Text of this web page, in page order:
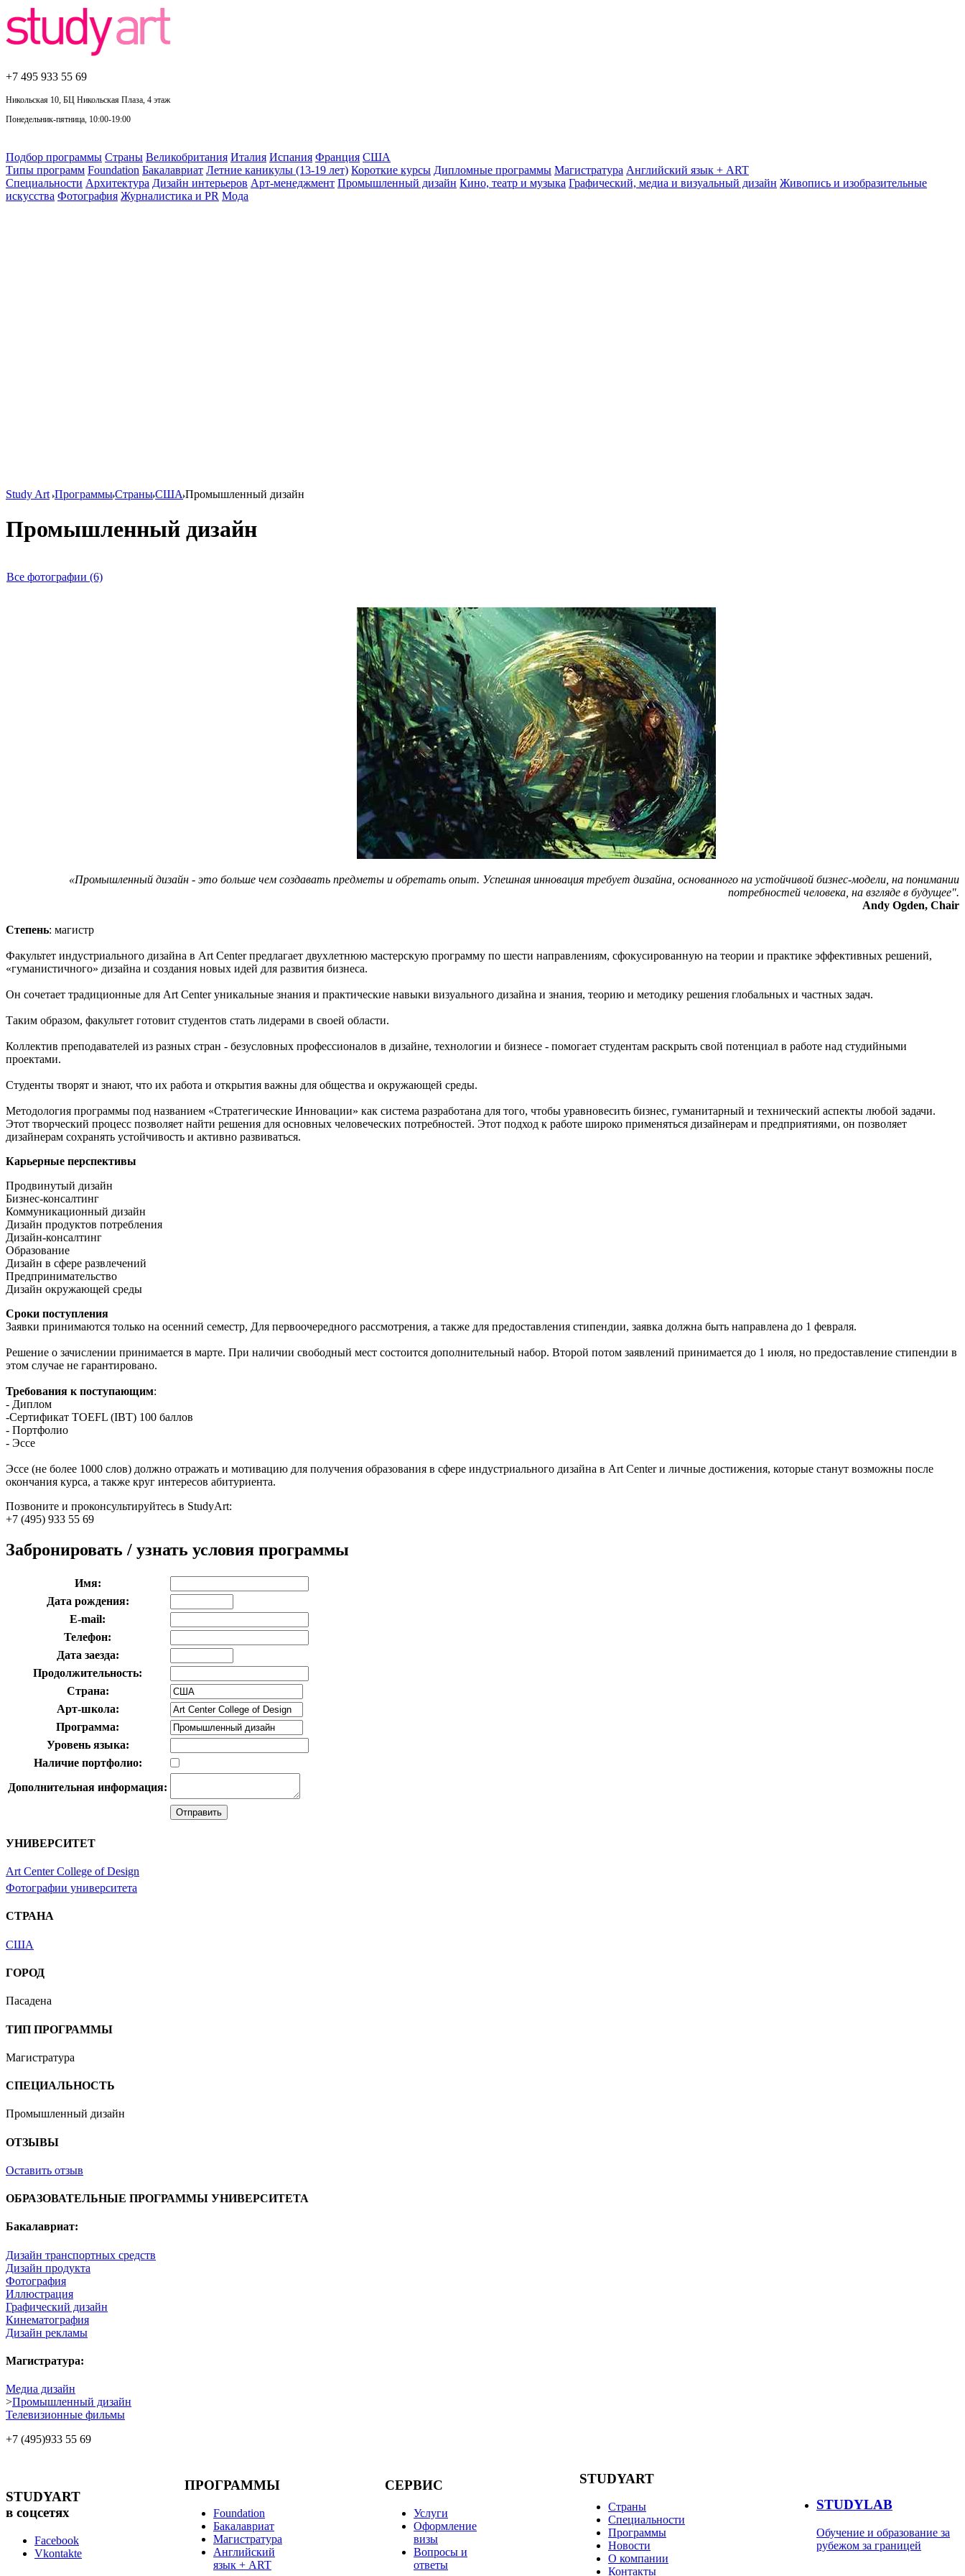
+7 495 933 55 69
Никольская 10, БЦ Никольская Плаза, 4 этаж
Понедельник-пятница, 10:00-19:00
Подбор программы Страны Великобритания Италия Испания Франция США
Типы программ Foundation Бакалавриат Летние каникулы (13-19 лет) Короткие курсы Дипломные программы Магистратура Английский язык + ART
Специальности Архитектура Дизайн интерьеров Арт-менеджмент Промышленный дизайн Кино, театр и музыка Графический, медиа и визуальный дизайн Живопись и изобразительные
искусства Фотография Журналистика и PR Мода
Study Art ПрограммыСтраныСША Промышленный дизайн
Промышленный дизайн
Все фотографии (6)
«Промышленный дизайн - это больше чем создавать предметы и обретать опыт. Успешная инновация требует дизайна, основанного на устойчивой бизнес-модели, на понимании
потребностей человека, на взгляде в будущее".
Andy Ogden, Chair
Степень: магистр
Факультет индустриального дизайна в Art Center предлагает двухлетнюю мастерскую программу по шести направлениям, сфокусированную на теории и практике эффективных решений,
«гуманистичного» дизайна и создания новых идей для развития бизнеса.
Он сочетает традиционные для Art Center уникальные знания и практические навыки визуального дизайна и знания, теорию и методику решения глобальных и частных задач.
Таким образом, факультет готовит студентов стать лидерами в своей области.
Коллектив преподавателей из разных стран - безусловных профессионалов в дизайне, технологии и бизнесе - помогает студентам раскрыть свой потенциал в работе над студийными
проектами.
Студенты творят и знают, что их работа и открытия важны для общества и окружающей среды.
Методология программы под названием «Стратегические Инновации» как система разработана для того, чтобы уравновесить бизнес, гуманитарный и технический аспекты любой задачи.
Этот творческий процесс позволяет найти решения для основных человеческих потребностей. Этот подход к работе широко применяться дизайнерам и предприятиями, он позволяет
дизайнерам сохранять устойчивость и активно развиваться.
Карьерные перспективы
Продвинутый дизайн
Бизнес-консалтинг
Коммуникационный дизайн
Дизайн продуктов потребления
Дизайн-консалтинг
Образование
Дизайн в сфере развлечений
Предпринимательство
Дизайн окружающей среды
Сроки поступления
Заявки принимаются только на осенний семестр, Для первоочередного рассмотрения, а также для предоставления стипендии, заявка должна быть направлена до 1 февраля.
Решение о зачислении принимается в марте. При наличии свободный мест состоится дополнительный набор. Второй потом заявлений принимается до 1 июля, но предоставление стипендии в
этом случае не гарантировано.
Требования к поступающим:
- Диплом
-Сертификат TOEFL (IBT) 100 баллов
- Портфолио
- Эссе
Эссе (не более 1000 слов) должно отражать и мотивацию для получения образования в сфере индустриального дизайна в Art Center и личные достижения, которые станут возможны после
окончания курса, а также круг интересов абитуриента.
Позвоните и проконсультируйтесь в StudyArt:
+7 (495) 933 55 69
Забронировать / узнать условия программы
Имя:
Дата рождения:
E-mail:
Телефон:
Дата заезда:
Продолжительность:
Страна:
Арт-школа:
Программа:
Уровень языка:
Наличие портфолио:
Дополнительная информация:
УНИВЕРСИТЕТ
Art Center College of Design
Фотографии университета
СТРАНА
США
ГОРОД
Пасадена
ТИП ПРОГРАММЫ
Магистратура
СПЕЦИАЛЬНОСТЬ
Промышленный дизайн
ОТЗЫВЫ
Оставить отзыв
ОБРАЗОВАТЕЛЬНЫЕ ПРОГРАММЫ УНИВЕРСИТЕТА
Бакалавриат:
Дизайн транспортных средств
Дизайн продукта
Фотография
Иллюстрация
Графический дизайн
Кинематография
Дизайн рекламы
Магистратура:
Медиа дизайн
>Промышленный дизайн
Телевизионные фильмы
+7 (495)933 55 69
STUDYART
в соцсетях
Facebook
Vkontakte
ПРОГРАММЫ
Foundation
Бакалавриат
Магистратура
Английский
язык + ART
СЕРВИС
Услуги
Оформление
визы
Вопросы и
ответы
STUDYART
Страны
Специальности
Программы
Новости
О компании
Контакты
STUDYLAB
Обучение и образование за
рубежом за границей